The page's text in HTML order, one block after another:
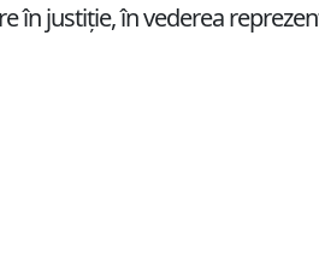
în justiţie, în vederea